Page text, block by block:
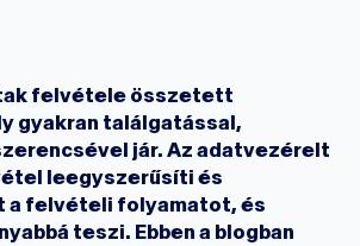
felvétele összetett
gyakran találgatással,
jár. Az adatvezérelt
leegyszerűsíti és
a felvételi folyamatot, és
teszi. Ebben a blogban